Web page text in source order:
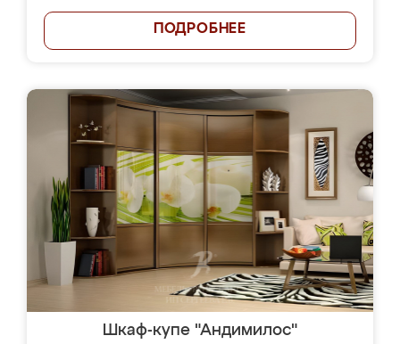
ПОДРОБНЕЕ
Шкаф-купе "Андимилос"